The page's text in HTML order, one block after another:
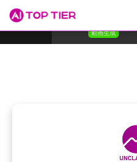
ランキング
動画生成
ホーム